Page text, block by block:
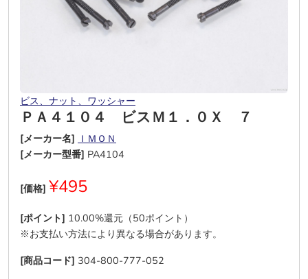
ビス、ナット、ワッシャー
ＰＡ４１０４ ビスＭ１．０Ｘ ７
[メーカー名] ＩＭＯＮ
[メーカー型番] PA4104
[価格] ¥495
[ポイント] 10.00%還元（50ポイント）
※お支払い方法により異なる場合があります。
[商品コード] 304-800-777-052